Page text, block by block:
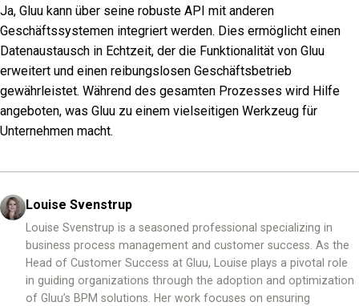
Ja, Gluu kann über seine robuste API mit anderen
Geschäftssystemen integriert werden. Dies ermöglicht einen
Datenaustausch in Echtzeit, der die Funktionalität von Gluu
erweitert und einen reibungslosen Geschäftsbetrieb
gewährleistet. Während des gesamten Prozesses wird Hilfe
angeboten, was Gluu zu einem vielseitigen Werkzeug für
Unternehmen macht.
Louise Svenstrup
Louise Svenstrup is a seasoned professional specializing in
business process management and customer success. As the
Head of Customer Success at Gluu, Louise plays a pivotal role
in guiding organizations through the adoption and optimization
of Gluu’s BPM solutions. Her work focuses on ensuring